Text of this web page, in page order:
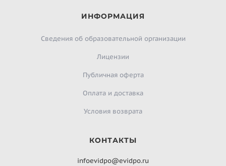
ИНФОРМАЦИЯ
Сведения об образовательной организации
Лицензии
Публичная оферта
Оплата и доставка
Условия возврата
КОНТАКТЫ
infoevidpo@evidpo.ru